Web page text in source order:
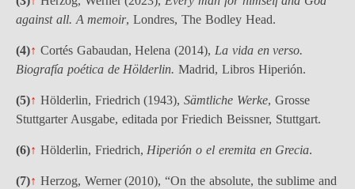
against all. A memoir, Londres, The Bodley Head.
(4)↑ Cortés Gabaudan, Helena (2014), La vida en verso.
Biografía poética de Hölderlin.Madrid, Libros Hiperión.
(5)↑ Hölderlin, Friedrich (1943),Sämtliche Werke, Grosse
Stuttgarter Ausgabe, editada por Friedich Beissner, Stuttgart.
(6)↑ Hölderlin, Friedrich, Hiperión o el eremita en Grecia.
(7)↑ Herzog, Werner (2010), “On the absolute, the sublime and